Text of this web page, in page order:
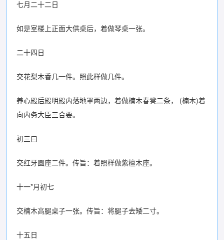
七月二十二日
如是室楼上正面大供桌后，着做琴桌一张。
二十四日
交花梨木香几一件。照此样做几件。
养心殿后殿明殿内落地罩两边，着做楠木春凳二条， (楠木)着
向内务大臣三合要。
初三曰
交红牙圆座二件。传旨：着照样做紫檀木座。
十一*月初七
交楠木高腿桌子一张。传旨：将腿子去矮二寸。
十五日